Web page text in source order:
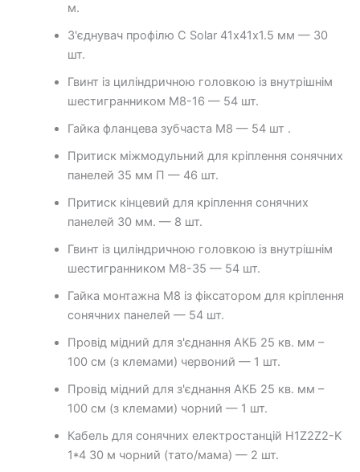
м.
З'єднувач профілю С Solar 41х41х1.5 мм — 30
шт.
Гвинт із циліндричною головкою із внутрішнім
шестигранником M8-16 — 54 шт.
Гайка фланцева зубчаста М8 — 54 шт .
Притиск міжмодульний для кріплення сонячних
панелей 35 мм П — 46 шт.
Притиск кінцевий для кріплення сонячних
панелей 30 мм. — 8 шт.
Гвинт із циліндричною головкою із внутрішнім
шестигранником M8-35 — 54 шт.
Гайка монтажна М8 із фіксатором для кріплення
сонячних панелей — 54 шт.
Провід мідний для з'єднання АКБ 25 кв. мм –
100 см (з клемами) червоний — 1 шт.
Провід мідний для з'єднання АКБ 25 кв. мм –
100 см (з клемами) чорний — 1 шт.
Кабель для сонячних електростанцій H1Z2Z2-K
1*4 30 м чорний (тато/мама) — 2 шт.